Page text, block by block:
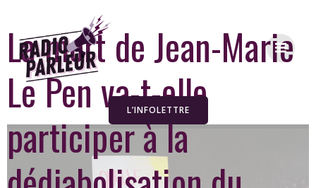
L’INFOLETTRE
La mort de Jean-Marie
Le Pen va-t-elle
participer à la